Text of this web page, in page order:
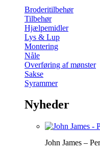
Broderitilbehør
Tilbehør
Hjælpemidler
Lys & Lup
Montering
Nåle
Overføring af mønster
Sakse
Syrammer
Nyheder
John James –